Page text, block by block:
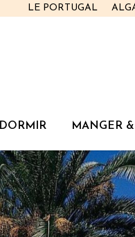
LE PORTUGAL
DORMIR MANGER